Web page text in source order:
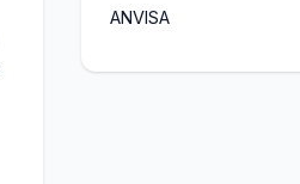
ANVISA